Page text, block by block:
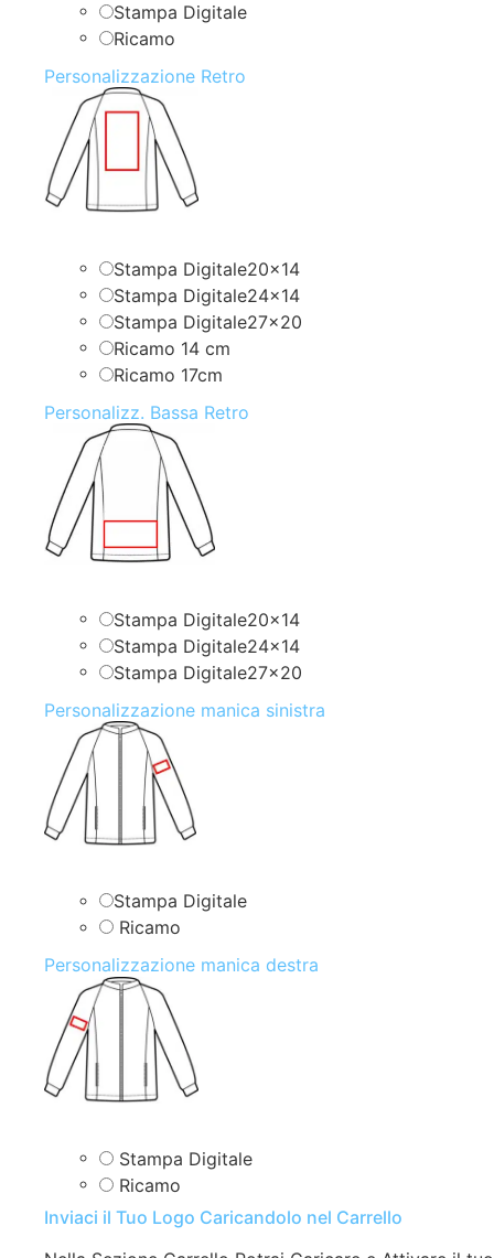
Stampa Digitale
Ricamo
Personalizzazione Retro
Stampa Digitale20x14
Stampa Digitale24x14
Stampa Digitale27x20
Ricamo 14 cm
Ricamo 17cm
Personalizz. Bassa Retro
Stampa Digitale20x14
Stampa Digitale24x14
Stampa Digitale27x20
Personalizzazione manica sinistra
Stampa Digitale
Ricamo
Personalizzazione manica destra
Stampa Digitale
Ricamo
Inviaci il Tuo Logo Caricandolo nel Carrello